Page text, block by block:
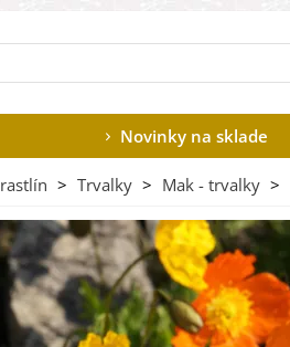
Novinky na sklade
> Trvalky > Mak - trvalky >